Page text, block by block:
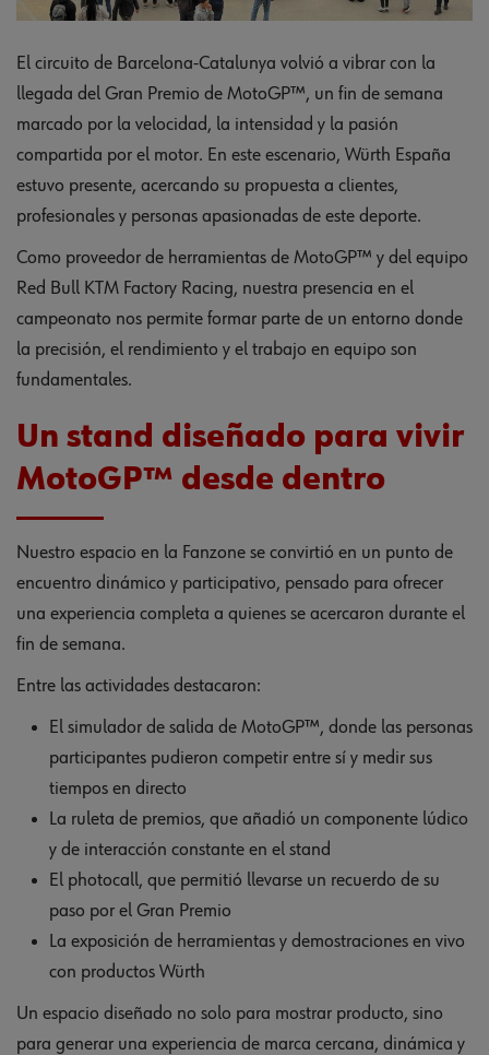
El circuito de Barcelona‑Catalunya volvió a vibrar con la
llegada del Gran Premio de MotoGP™, un fin de semana
marcado por la velocidad, la intensidad y la pasión
compartida por el motor. En este escenario, Würth España
estuvo presente, acercando su propuesta a clientes,
profesionales y personas apasionadas de este deporte.
Como proveedor de herramientas de MotoGP™ y del equipo
Red Bull KTM Factory Racing, nuestra presencia en el
campeonato nos permite formar parte de un entorno donde
la precisión, el rendimiento y el trabajo en equipo son
fundamentales.
Un stand diseñado para vivir
MotoGP™ desde dentro
Nuestro espacio en la Fanzone se convirtió en un punto de
encuentro dinámico y participativo, pensado para ofrecer
una experiencia completa a quienes se acercaron durante el
fin de semana.
Entre las actividades destacaron:
El simulador de salida de MotoGP™, donde las personas
participantes pudieron competir entre sí y medir sus
tiempos en directo
La ruleta de premios, que añadió un componente lúdico
y de interacción constante en el stand
El photocall, que permitió llevarse un recuerdo de su
paso por el Gran Premio
La exposición de herramientas y demostraciones en vivo
con productos Würth
Un espacio diseñado no solo para mostrar producto, sino
para generar una experiencia de marca cercana, dinámica y